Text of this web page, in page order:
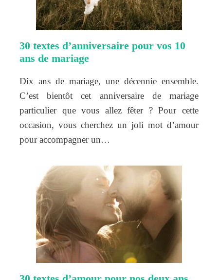
30 textes d’anniversaire pour vos 10
ans de mariage
Dix ans de mariage, une décennie ensemble.
C’est bientôt cet anniversaire de mariage
particulier que vous allez fêter ? Pour cette
occasion, vous cherchez un joli mot d’amour
pour accompagner un…